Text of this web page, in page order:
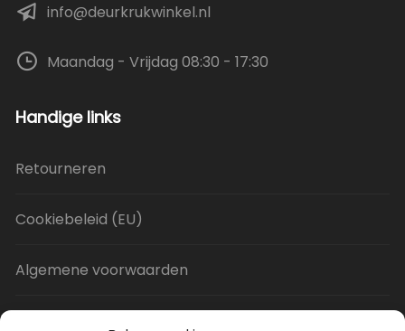
info@deurkrukwinkel.nl
Maandag - Vrijdag 08:30 - 17:30
Handige links
Retourneren
Cookiebeleid (EU)
Algemene voorwaarden